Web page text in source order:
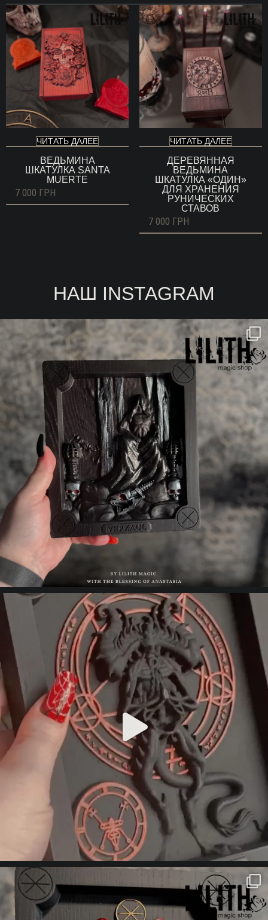
ЧИТАТЬ ДАЛЕЕ
ВЕДЬМИНА
ШКАТУЛКА SANTA
MUERTE
7 000 ГРН
ЧИТАТЬ ДАЛЕЕ
ДЕРЕВЯННАЯ
ВЕДЬМИНА
ШКАТУЛКА «ОДИН»
ДЛЯ ХРАНЕНИЯ
РУНИЧЕСКИХ
СТАВОВ
7 000 ГРН
НАШ INSTAGRAM